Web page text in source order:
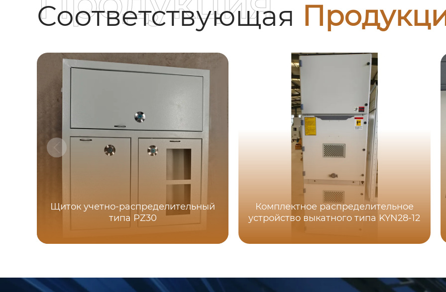
Соответствующая
Щиток учетно-распределительный
типа PZ30
Комплектное распределительное
устройство выкатного типа KYN28-12